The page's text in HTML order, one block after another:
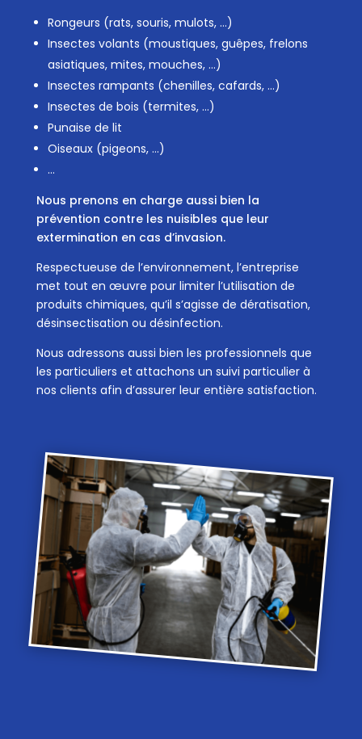
Rongeurs (rats, souris, mulots, …)
Insectes volants (moustiques, guêpes, frelons
asiatiques, mites, mouches, …)
Insectes rampants (chenilles, cafards, …)
Insectes de bois (termites, …)
Punaise de lit
Oiseaux (pigeons, …)
…
Nous prenons en charge aussi bien la
prévention contre les nuisibles que leur
extermination en cas d’invasion.
Respectueuse de l’environnement, l’entreprise
met tout en œuvre pour limiter l’utilisation de
produits chimiques, qu’il s’agisse de dératisation,
désinsectisation ou désinfection.
Nous adressons aussi bien les professionnels que
les particuliers et attachons un suivi particulier à
nos clients afin d’assurer leur entière satisfaction.